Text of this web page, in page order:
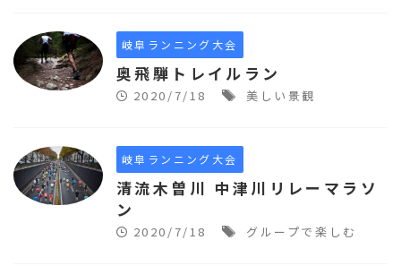
岐阜ランニング大会
奥飛騨トレイルラン
2020/7/18 美しい景観
岐阜ランニング大会
清流木曽川 中津川リレーマラソ
ン
2020/7/18 グループで楽しむ